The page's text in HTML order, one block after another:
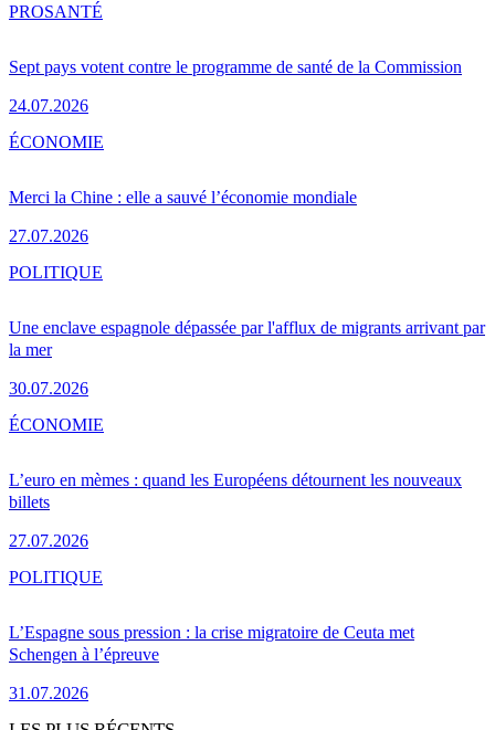
Sept pays votent contre le programme de santé de la Commission
24.07.2026
PROSANTÉ
Merci la Chine : elle a sauvé l’économie mondiale
27.07.2026
ÉCONOMIE
Une enclave espagnole dépassée par l'afflux de migrants arrivant par
la mer
30.07.2026
POLITIQUE
L’euro en mèmes : quand les Européens détournent les nouveaux
billets
27.07.2026
ÉCONOMIE
L’Espagne sous pression : la crise migratoire de Ceuta met
Schengen à l’épreuve
31.07.2026
POLITIQUE